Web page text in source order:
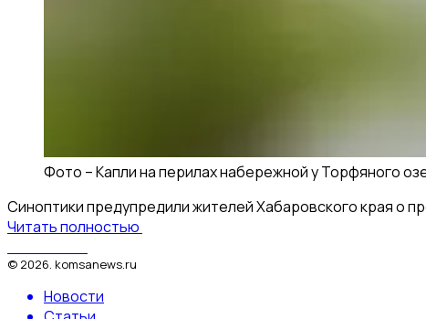
Фото –Капли на перилах набережной у Торфяного
Синоптики предупредили жителей Хабаровского края о
Читать полностью
© 2026 komsanews.ru
Новости